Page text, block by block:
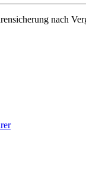
nach